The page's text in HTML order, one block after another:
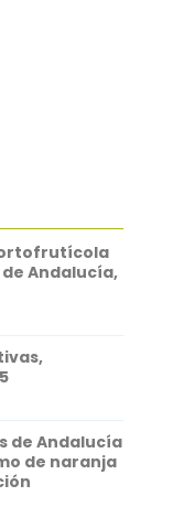
Andalucía,
de Andalucía
de naranja